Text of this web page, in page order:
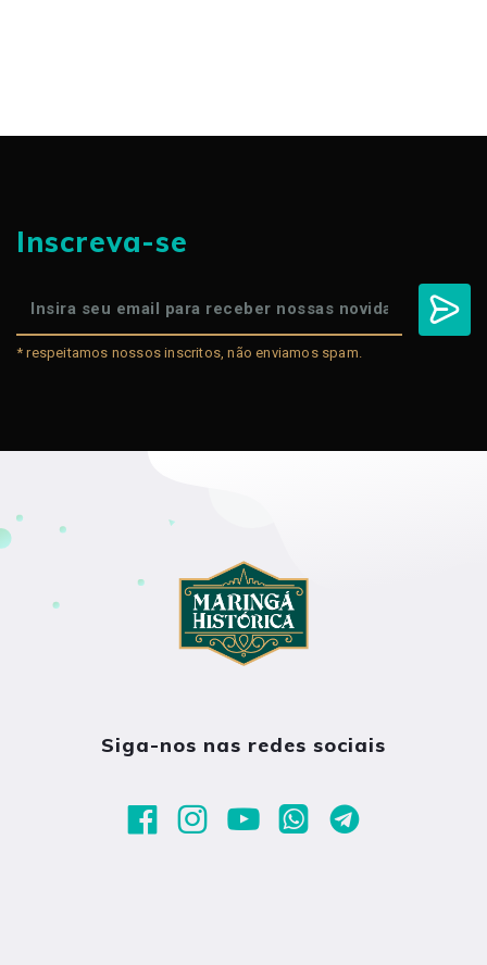
Inscreva-se
* respeitamos nossos inscritos, não enviamos spam.
Siga-nos nas redes sociais